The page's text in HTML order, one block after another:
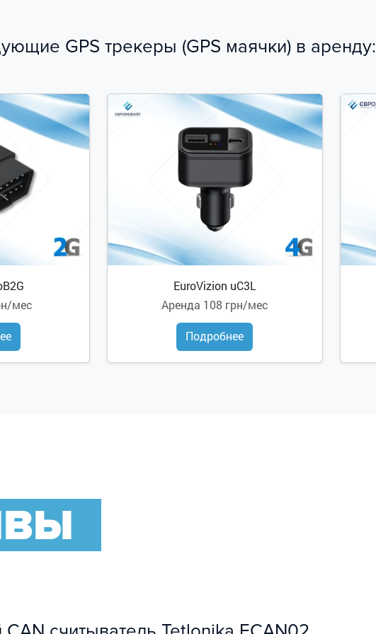
GPS трекеры (GPS маячки) в аренду:
мес
EuroVizion uC3L
Аренда 108 грн/мес
Подробнее